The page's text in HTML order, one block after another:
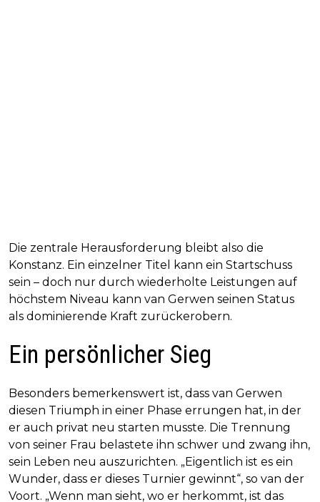
Die zentrale Herausforderung bleibt also die
Konstanz. Ein einzelner Titel kann ein Startschuss
sein – doch nur durch wiederholte Leistungen auf
höchstem Niveau kann van Gerwen seinen Status
als dominierende Kraft zurückerobern.
Ein persönlicher Sieg
Besonders bemerkenswert ist, dass van Gerwen
diesen Triumph in einer Phase errungen hat, in der
er auch privat neu starten musste. Die Trennung
von seiner Frau belastete ihn schwer und zwang ihn,
sein Leben neu auszurichten. „Eigentlich ist es ein
Wunder, dass er dieses Turnier gewinnt“, so van der
Voort. „Wenn man sieht, wo er herkommt, ist das